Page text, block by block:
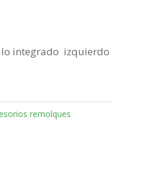
integrado izquierdo
remolques